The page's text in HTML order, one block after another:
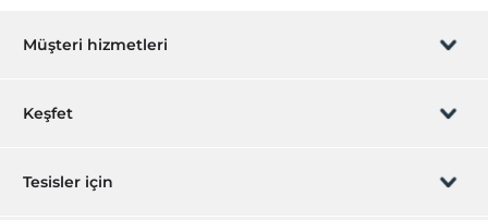
Müşteri hizmetleri
Rezervasyon yönet
Keşfet
Hediye Kart
Tesisler için